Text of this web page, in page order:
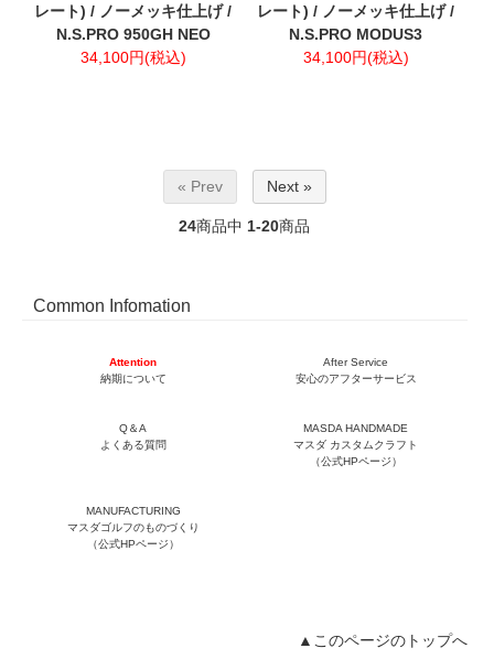
レート) / ノーメッキ仕上げ /
N.S.PRO 950GH NEO
34,100円(税込)
レート) / ノーメッキ仕上げ /
N.S.PRO MODUS3
34,100円(税込)
« Prev Next »
24商品中 1-20商品
Common Infomation
Attention
納期について
After Service
安心のアフターサービス
Q＆A
よくある質問
MASDA HANDMADE
マスダ カスタムクラフト
（公式HPページ）
MANUFACTURING
マスダゴルフのものづくり
（公式HPページ）
▲このページのトップへ